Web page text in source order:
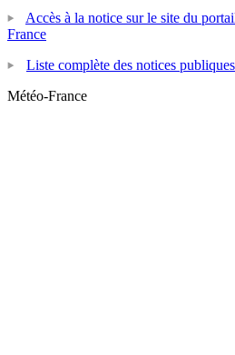
Accès à la notice sur le site du
France
Liste complète des notices publiques
Météo-France